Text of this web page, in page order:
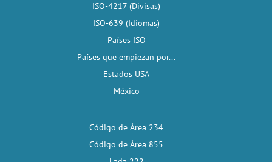
ISO-4217 (Divisas)
ISO-639 (Idiomas)
Países ISO
Países que empiezan por...
Estados USA
México
Código de Área 234
Código de Área 855